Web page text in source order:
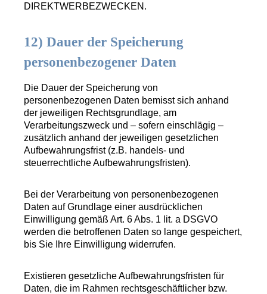
DIREKTWERBEZWECKEN.
12) Dauer der Speicherung
personenbezogener Daten
Die Dauer der Speicherung von
personenbezogenen Daten bemisst sich anhand
der jeweiligen Rechtsgrundlage, am
Verarbeitungszweck und – sofern einschlägig –
zusätzlich anhand der jeweiligen gesetzlichen
Aufbewahrungsfrist (z.B. handels- und
steuerrechtliche Aufbewahrungsfristen).
Bei der Verarbeitung von personenbezogenen
Daten auf Grundlage einer ausdrücklichen
Einwilligung gemäß Art. 6 Abs. 1 lit. a DSGVO
werden die betroffenen Daten so lange gespeichert,
bis Sie Ihre Einwilligung widerrufen.
Existieren gesetzliche Aufbewahrungsfristen für
Daten, die im Rahmen rechtsgeschäftlicher bzw.